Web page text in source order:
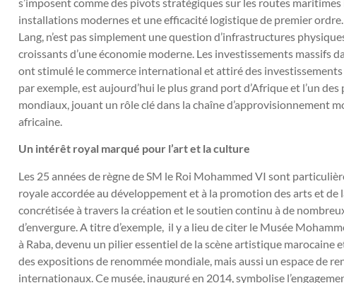
installations modernes et une efficacité logistique de premier
Lang, n’est pas simplement une question d’infrastructures
croissants d’une économie moderne. Les investissements massifs
ont stimulé le commerce international et attiré des
par exemple, est aujourd’hui le plus grand port d’Afrique et l’un
mondiaux, jouant un rôle clé dans la chaîne d’approvisionnement
africaine.
Un intérêt royal marqué pour l’art et la culture
Les 25 années de règne de SM le Roi Mohammed VI sont
royale accordée au développement et à la promotion des arts et de
concrétisée à travers la création et le soutien continu à de
d’envergure. A titre d’exemple, il y a lieu de citer le Musée
à Raba, devenu un pilier essentiel de la scène artistique
des expositions de renommée mondiale, mais aussi un espace de
internationaux. Ce musée, inauguré en 2014, symbolise